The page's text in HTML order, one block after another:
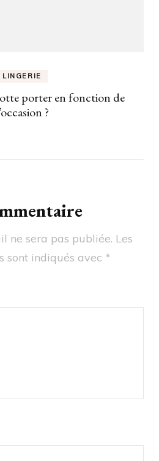
LINGERIE
porter en fonction de
?
ne sera pas publiée. Les
sont indiqués avec *